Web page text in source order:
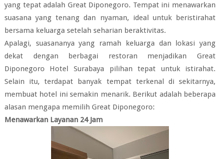
yang tepat adalah Great Diponegoro. Tempat ini menawarkan
suasana yang tenang dan nyaman, ideal untuk beristirahat
bersama keluarga setelah seharian beraktivitas.
Apalagi, suasananya yang ramah keluarga dan lokasi yang
dekat dengan berbagai restoran menjadikan Great
Diponegoro Hotel Surabaya pilihan tepat untuk istirahat.
Selain itu, terdapat banyak tempat terkenal di sekitarnya,
membuat hotel ini semakin menarik. Berikut adalah beberapa
alasan mengapa memilih Great Diponegoro:
Menawarkan Layanan 24 Jam